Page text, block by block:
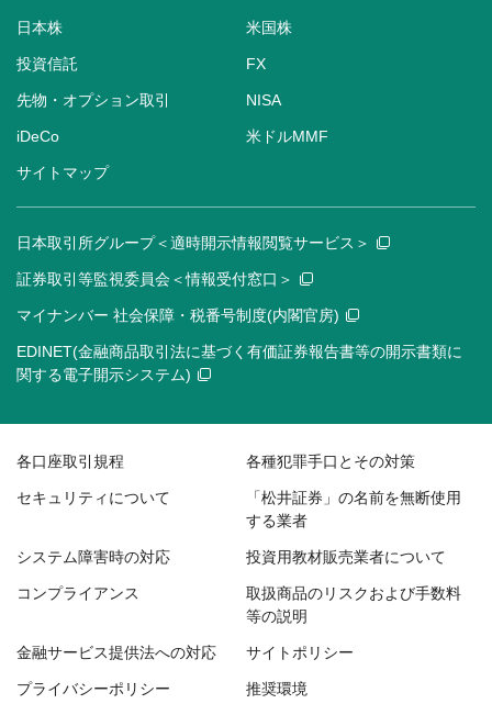
日本株 米国株
投資信託 FX
先物・オプション取引 NISA
iDeCo 米ドルMMF
サイトマップ
日本取引所グループ＜適時開示情報閲覧サービス＞
証券取引等監視委員会＜情報受付窓口＞
マイナンバー 社会保障・税番号制度(内閣官房)
EDINET(金融商品取引法に基づく有価証券報告書等の開示書類に
関する電子開示システム)
各口座取引規程 各種犯罪手口とその対策
セキュリティについて
「松井証券」の名前を無断使用
する業者
システム障害時の対応 投資用教材販売業者について
コンプライアンス
取扱商品のリスクおよび手数料
等の説明
金融サービス提供法への対応 サイトポリシー
プライバシーポリシー 推奨環境